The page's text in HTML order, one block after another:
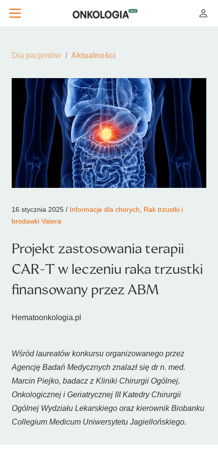
Dla pacjentów Aktualności
16 stycznia 2025 / Informacje dla chorych
Rak trzustki i
brodawki Vatera
Projekt zastosowania terapii
CAR-T w leczeniu raka trzustki
finansowany przez ABM
Hematoonkologia.pl
Wśród laureatów konkursu organizowanego przez
Agencję Badań Medycznych znalazł się dr n. med.
Marcin Piejko, badacz z Kliniki Chirurgii Ogólnej,
Onkologicznej i Geriatrycznej III Katedry Chirurgii
Ogólnej Wydziału Lekarskiego oraz kierownik Biobanku
Collegium Medicum Uniwersytetu Jagiellońskiego.